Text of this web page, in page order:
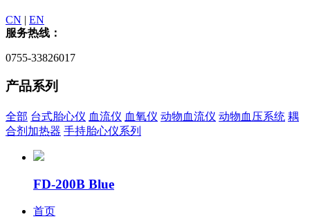
CN | EN
服务热线：
0755-33826017
产品系列
全部 台式胎心仪 血流仪 血氧仪 动物血流仪 动物血压系统 耦
合剂加热器 手持胎心仪系列
FD-200B Blue
首页